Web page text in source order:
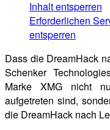
Inhalt entsperren
Erforderlichen
entsperren
Dass die DreamHack
Schenker
Marke XMG nicht
aufgetreten sind,
die DreamHack nach